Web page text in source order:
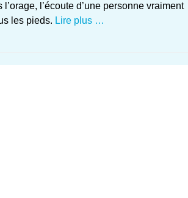
l’écoute d’une personne vraiment
les pieds. Lire plus …